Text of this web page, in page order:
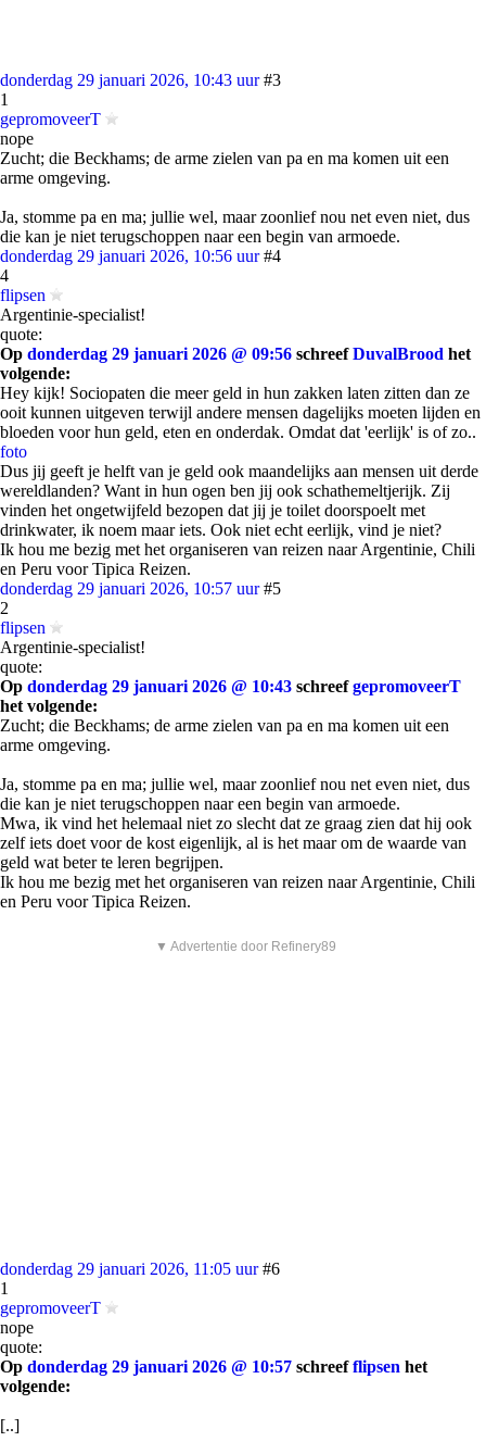
donderdag 29 januari 2026, 10:43 uur #3
1
gepromoveerT
nope
Zucht; die Beckhams; de arme zielen van pa en ma komen uit een
arme omgeving.
Ja, stomme pa en ma; jullie wel, maar zoonlief nou net even niet, dus
die kan je niet terugschoppen naar een begin van armoede.
donderdag 29 januari 2026, 10:56 uur #4
4
flipsen
Argentinie-specialist!
quote:
Op donderdag 29 januari 2026 @ 09:56 schreefDuvalBrood het
volgende:
Hey kijk! Sociopaten die meer geld in hun zakken laten zitten dan ze
ooit kunnen uitgeven terwijl andere mensen dagelijks moeten lijden en
bloeden voor hun geld, eten en onderdak. Omdat dat 'eerlijk' is of zo..
foto
Dus jij geeft je helft van je geld ook maandelijks aan mensen uit derde
wereldlanden? Want in hun ogen ben jij ook schathemeltjerijk. Zij
vinden het ongetwijfeld bezopen dat jij je toilet doorspoelt met
drinkwater, ik noem maar iets. Ook niet echt eerlijk, vind je niet?
Ik hou me bezig met het organiseren van reizen naar Argentinie, Chili
en Peru voor Tipica Reizen.
donderdag 29 januari 2026, 10:57 uur #5
2
flipsen
Argentinie-specialist!
quote:
Op donderdag 29 januari 2026 @ 10:43 schreefgepromoveerT
het volgende:
Zucht; die Beckhams; de arme zielen van pa en ma komen uit een
arme omgeving.
Ja, stomme pa en ma; jullie wel, maar zoonlief nou net even niet, dus
die kan je niet terugschoppen naar een begin van armoede.
Mwa, ik vind het helemaal niet zo slecht dat ze graag zien dat hij ook
zelf iets doet voor de kost eigenlijk, al is het maar om de waarde van
geld wat beter te leren begrijpen.
Ik hou me bezig met het organiseren van reizen naar Argentinie, Chili
en Peru voor Tipica Reizen.
▼ Advertentie door Refinery89
donderdag 29 januari 2026, 11:05 uur #6
1
gepromoveerT
nope
quote:
Op donderdag 29 januari 2026 @ 10:57 schreefflipsen het
volgende:
[..]